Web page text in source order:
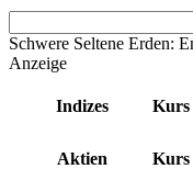
Schwere Seltene Erden:
Anzeige
Indizes Kurs
Aktien Kurs